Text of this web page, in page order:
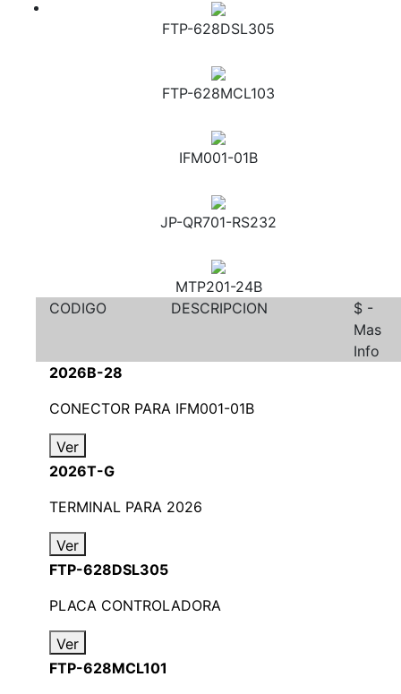
FTP-628DSL305
FTP-628MCL103
IFM001-01B
JP-QR701-RS232
MTP201-24B
CODIGO
DESCRIPCION
$ -
Mas
Info
2026B-28
CONECTOR PARA IFM001-01B
Ver
2026T-G
TERMINAL PARA 2026
Ver
FTP-628DSL305
PLACA CONTROLADORA
Ver
FTP-628MCL101